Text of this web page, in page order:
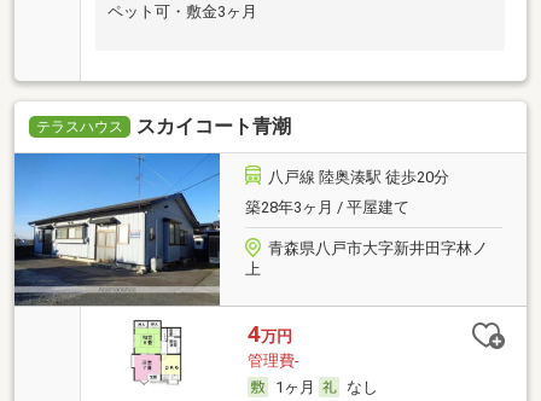
ペット可・敷金3ヶ月
テラスハウス スカイコート青潮
八戸線 陸奥湊駅 徒歩20分
築28年3ヶ月 / 平屋建て
青森県八戸市大字新井田字林ノ
上
4万円
管理費-
1ヶ月
なし